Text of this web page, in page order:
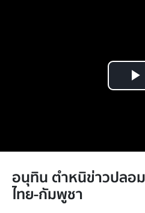
อนุทิน ตำหนิข่าวปลอ
ไทย-กัมพูชา